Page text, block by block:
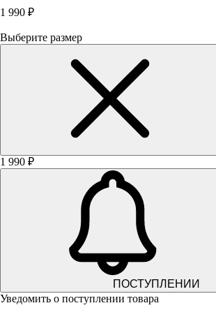
1 990 ₽
Выберите размер
1 990 ₽
ПОСТУПЛЕНИИ
Уведомить о поступлении товара